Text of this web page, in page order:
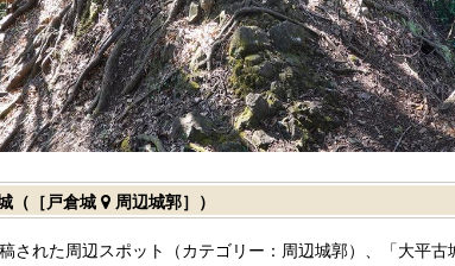
（［戸倉城 周辺城郭］）
された周辺スポット（カテゴリー：周辺城郭）、「大平古